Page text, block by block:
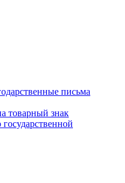
письма
товарный знак